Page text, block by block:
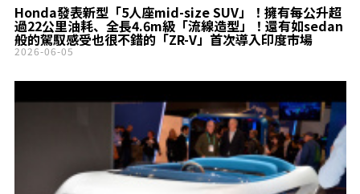
Honda發表新型「5人座mid-size SUV」！擁有每公升超
過22公里油耗、全長4.6m級「流線造型」！還有如sedan
般的駕馭感受也很不錯的「ZR-V」首次導入印度市場
2026-06-05